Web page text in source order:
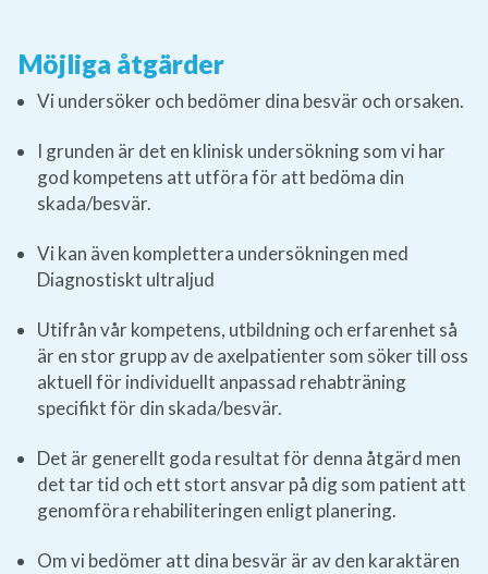
Möjliga åtgärder
Vi undersöker och bedömer dina besvär och orsaken.
I grunden är det en klinisk undersökning som vi har
god kompetens att utföra för att bedöma din
skada/besvär.
Vi kan även komplettera undersökningen med
Diagnostiskt ultraljud
Utifrån vår kompetens, utbildning och erfarenhet så
är en stor grupp av de axelpatienter som söker till oss
aktuell för individuellt anpassad rehabträning
specifikt för din skada/besvär.
Det är generellt goda resultat för denna åtgärd men
det tar tid och ett stort ansvar på dig som patient att
genomföra rehabiliteringen enligt planering.
Om vi bedömer att dina besvär är av den karaktären